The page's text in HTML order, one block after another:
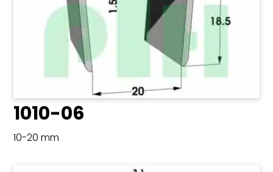
1010-06
10-20 mm